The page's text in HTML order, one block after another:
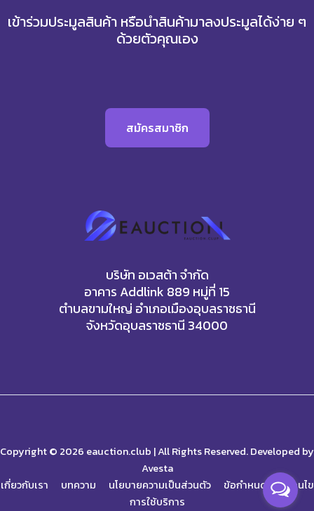
(ไม่จำเป็น)
(ไม่จำเป็น)
เลือก Provider และ Channel ที่สร้าง
เข้าร่วมประมูลสินค้า หรือนำสินค้ามาลงประมูลได้ง่าย ๆ
ด้วยตัวคุณเอง
สมัครสมาชิก
บริษัท อเวสต้า จำกัด
อาคาร Addlink 889 หมู่ที่ 15
ตำบลขามใหญ่ อำเภอเมืองอุบลราชธานี
จังหวัดอุบลราชธานี 34000
Copyright © 2026 eauction.club | All Rights Reserved. Developed by
Avesta
เกี่ยวกับเรา
บทความ นโยบายความเป็นส่วนตัว
ข้อกำหนดและเงื่อนไข
การใช้บริการ